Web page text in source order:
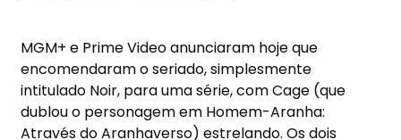
MGM+ e Prime Video anunciaram hoje que
encomendaram o seriado, simplesmente
intitulado Noir, para uma série, com Cage (que
dublou o personagem em Homem-Aranha:
Através do Aranhaverso) estrelando. Os dois